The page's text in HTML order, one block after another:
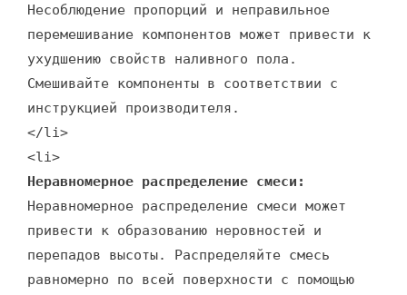
Несоблюдение пропорций и неправильное
перемешивание компонентов может привести к
ухудшению свойств наливного пола.
Смешивайте компоненты в соответствии с
инструкцией производителя.
</li>
<li>
Неравномерное распределение смеси:
Неравномерное распределение смеси может
привести к образованию неровностей и
перепадов высоты. Распределяйте смесь
равномерно по всей поверхности с помощью